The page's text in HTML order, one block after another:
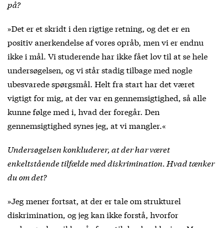
på?
»Det er et skridt i den rigtige retning, og det er en
positiv anerkendelse af vores opråb, men vi er endnu
ikke i mål. Vi studerende har ikke fået lov til at se hele
undersøgelsen, og vi står stadig tilbage med nogle
ubesvarede spørgsmål. Helt fra start har det været
vigtigt for mig, at der var en gennemsigtighed, så alle
kunne følge med i, hvad der foregår. Den
gennemsigtighed synes jeg, at vi mangler.«
Undersøgelsen konkluderer, at der har været
enkeltstående tilfælde med diskrimination. Hvad tænker
du om det?
»Jeg mener fortsat, at der er tale om strukturel
diskrimination, og jeg kan ikke forstå, hvorfor